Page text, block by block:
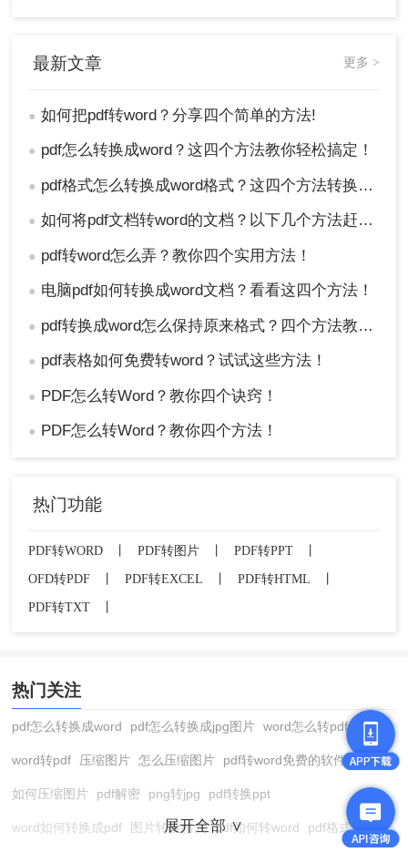
2、将.pdf后缀改成.doc或.docx，在弹出的提示窗口
中点击“是”；
总结：
以上就是如何把pdf转word的方法分享了，四种方法
均已不同维度的操作来分享。伙伴们根据自己的转
换需求选择适合自己的方法即可。希望对你们有所
最新文章 更多 >
● 如何把pdf转word？分享四个简单的方法!
● pdf怎么转换成word？这四个方法教你轻松搞定！
● pdf格式怎么转换成word格式？这四个方法转换效率很高！
● 如何将pdf文档转word的文档？以下几个方法赶紧收藏！
● pdf转word怎么弄？教你四个实用方法！
● 电脑pdf如何转换成word文档？看看这四个方法！
● pdf转换成word怎么保持原来格式？四个方法教你正确打开！
● pdf表格如何免费转word？试试这些方法！
● PDF怎么转Word？教你四个诀窍！
● PDF怎么转Word？教你四个方法！
热门功能
PDF转WORD PDF转图片 PDF转PPT
OFD转PDF
PDF转EXCEL PDF转HTML
PDF转TXT
热门关注
pdf怎么转换成word pdf怎么转换成jpg图片 word怎么转pdf
word转pdf 压缩图片 怎么压缩图片 pdf转word免费的软件
如何压缩图片 pdf解密 png转jpg pdf转换ppt
word如何转换成pdf 图片转换格式 pdf如何转word pdf格式转换
展开全部 ∨